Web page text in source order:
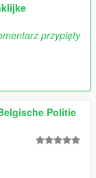
przypięty
Politie